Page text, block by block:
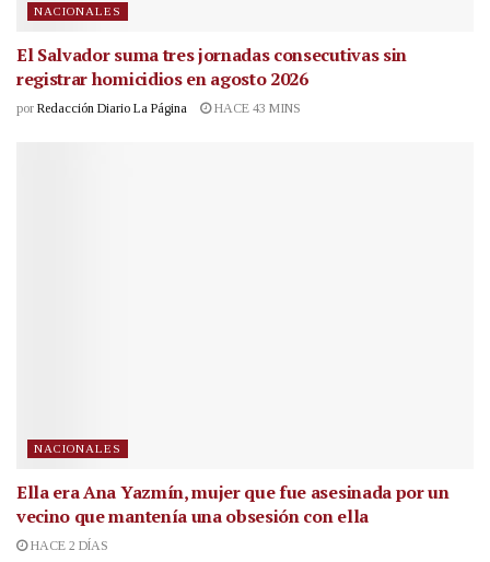
NACIONALES
El Salvador suma tres jornadas consecutivas sin
registrar homicidios en agosto 2026
por Redacción Diario La Página HACE 43 MINS
NACIONALES
Ella era Ana Yazmín, mujer que fue asesinada por un
vecino que mantenía una obsesión con ella
HACE 2 DÍAS